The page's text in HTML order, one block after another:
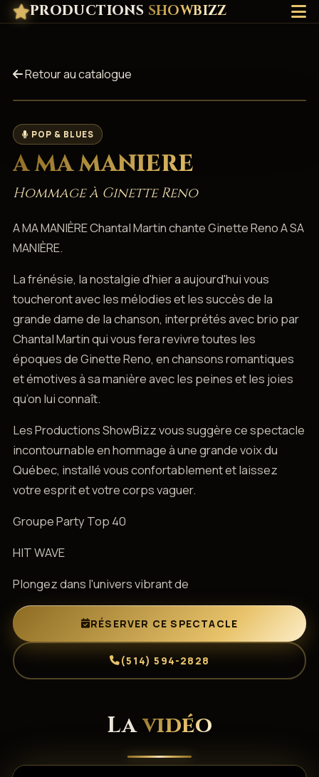
PRODUCTIONS SHOWBIZZ
Retour au catalogue
POP & BLUES
A MA MANIERE
Hommage à Ginette Reno
A MA MANIÈRE Chantal Martin chante Ginette Reno A SA
MANIÈRE.
La frénésie, la nostalgie d'hier a aujourd'hui vous
toucheront avec les mélodies et les succès de la
grande dame de la chanson, interprétés avec brio par
Chantal Martin qui vous fera revivre toutes les
époques de Ginette Reno, en chansons romantiques
et émotives à sa manière avec les peines et les joies
qu’on lui connaît.
Les Productions ShowBizz vous suggère ce spectacle
incontournable en hommage à une grande voix du
Québec, installé vous confortablement et laissez
votre esprit et votre corps vaguer.
Groupe Party Top 40
HIT WAVE
Plongez dans l'univers vibrant de
RÉSERVER CE SPECTACLE
(514) 594-2828
Lavidéo